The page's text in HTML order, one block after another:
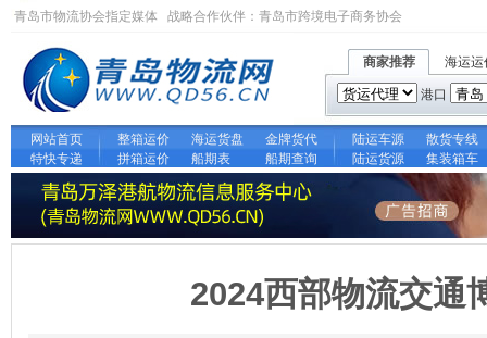
青岛市物流协会指定媒体 战略合作伙伴： 青岛市跨境电子商务协会
商家推荐 海运运
港口
网站首页 整箱运价 海运货盘 金牌货代 陆运车源
散货专线
特快专递
拼箱运价 船期表 船期查询 陆运货源 集装箱车
2024西部物流交通